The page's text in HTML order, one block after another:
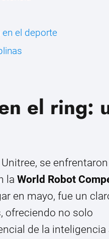
el deporte
el ring:
se
la World Robot
en mayo, fue un
ofreciendo no solo
de la inteligencia